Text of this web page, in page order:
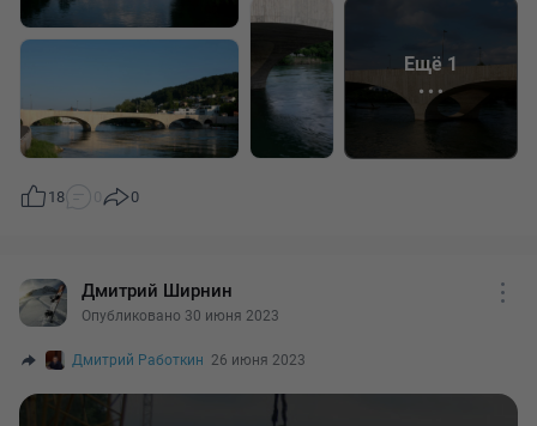
uchityvaetsya-v-raschete
6. Учет в смете контракта лимитированных, прочих и
непредвиденных работ и затрат. Учет оборудования -
https://cabinet.one/prof-post/uchet-v-smete-kontrakta-
limitirovannykh-prochikh-i-nepredvidennykh-rabot-i-zatrat-uchet-
oborudovaniya
8. Порядок внесения изменений в смету контракта. Отличия
от внесения изменений в локальную смету -
smetu-kontrakta-otlichiya-ot-vneseniya-izmeneniy-v-lokalnuyu-
старого моста 1949 года постройки и частично использует его
конструкции - подводные части двух опор.
Ещё 1
18 0
Дмитрий Ширнин
Опубликовано 30 июня 2023
Дмитрий Работкин 26 июня 2023